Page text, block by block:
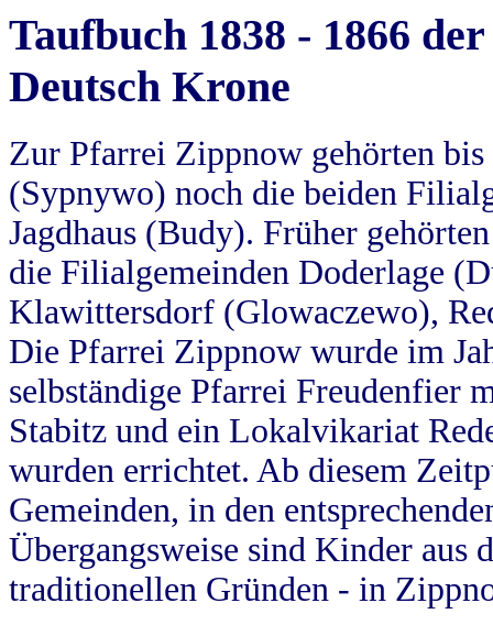
Taufbuch 1838 - 1866
Deutsch Krone
Zur Pfarrei Zippnow gehörten
(Sypnywo) noch die beiden
Jagdhaus (Budy). Früher
die Filialgemeinden Doderlage
Klawittersdorf (Glowaczewo),
Die Pfarrei Zippnow wurde im
selbständige Pfarrei Freudenfier
Stabitz und ein Lokalvikariat
wurden errichtet. Ab diesem
Gemeinden, in den
Übergangsweise sind Kinder aus
traditionellen Gründen - in